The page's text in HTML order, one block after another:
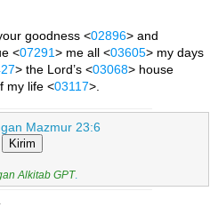
goodness <02896> and
<07291> me all <03605> my days
> the Lord’s <03068> house
my life <03117>.
Mazmur 23:6
Kirim
Alkitab GPT.